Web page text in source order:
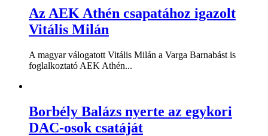
Az AEK Athén csapatához igazolt
Vitális Milán
A magyar válogatott Vitális Milán a Varga Barnabást is
foglalkoztató AEK Athén...
Borbély Balázs nyerte az egykori
DAC-osok csatáját